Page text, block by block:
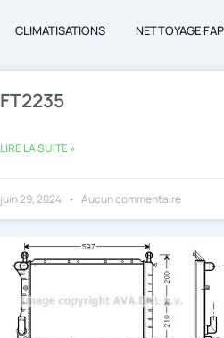
CLIMATISATIONS NETTOYAGE FAP
FT2235
LIRE LA SUITE »
juin 29, 2024 Aucun commentaire